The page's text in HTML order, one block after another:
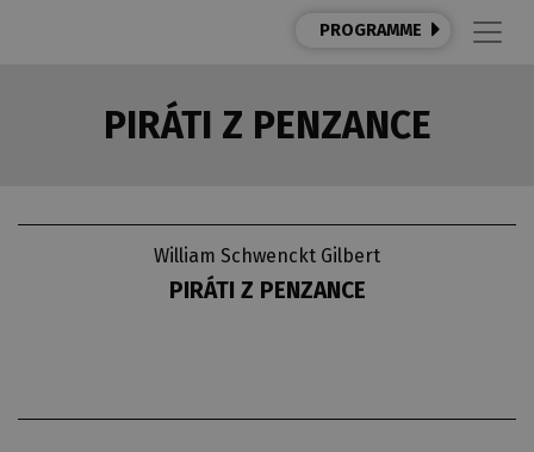
PROGRAMME
PIRÁTI Z PENZANCE
William Schwenckt Gilbert
PIRÁTI Z PENZANCE